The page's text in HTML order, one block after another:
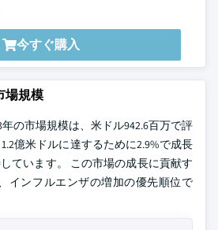
今すぐ購入
場規模
の市場規模は、米ドル942.6百万で評
億米ドルに達するために2.9%で成長
ています。 この市場の成長に貢献す
インフルエンザの増加の優先順位で